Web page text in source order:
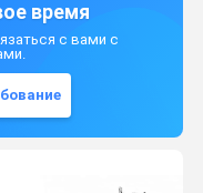
время
с вами с